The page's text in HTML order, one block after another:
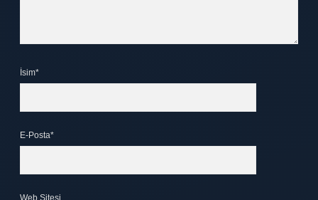
İsim*
E-Posta*
Web Sitesi